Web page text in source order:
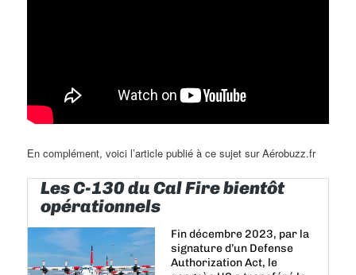
En complément, voici l’article publié à ce sujet sur Aérobuzz.fr